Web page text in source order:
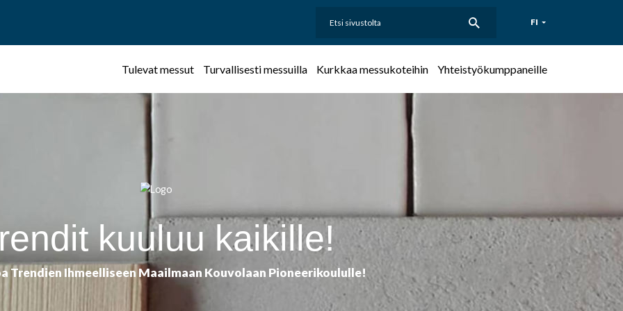
FI
Tulevat messut Turvallisesti messuilla Kurkkaa messukoteihin Yhteistyökumppaneille
kuuluu kaikille!
Trendien Ihmeelliseen Maailmaan Kouvolaan Pioneerikoululle!